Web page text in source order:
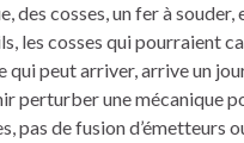
cosses, un fer à
les cosses qui pourraient
peut arriver, arrive un
perturber une mécanique
pas de fusion d’émetteurs